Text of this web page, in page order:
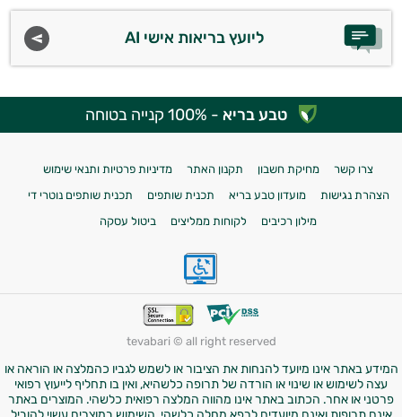
ליועץ בריאות אישי AI
טבע בריא - 100% קנייה בטוחה
צרו קשר מחיקת חשבון תקנון האתר
מדיניות פרטיות ותנאי שימוש
הצהרת נגישות
מועדון טבע בריא תכנית שותפים
תכנית שותפים נוטרי די
מילון רכיבים
לקוחות ממליצים ביטול עסקה
tevabari © all right reserved
המידע באתר אינו מיועד להנחות את הציבור או לשמש לגביו כהמלצה או הוראה או
עצה לשימוש או שינוי או הורדה של תרופה כלשהיא, ואין בו תחליף לייעוץ רפואי
פרטני או אחר. הכתוב באתר אינו מהווה המלצה רפואית כלשהי. המוצרים באתר